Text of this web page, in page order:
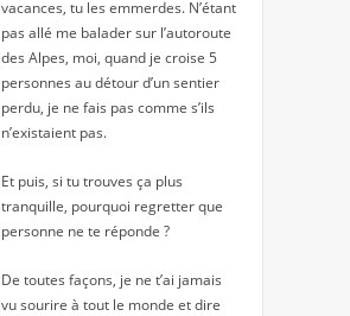
vacances, tu les emmerdes. N’étant
pas allé me balader sur l’autoroute
des Alpes, moi, quand je croise 5
personnes au détour d’un sentier
perdu, je ne fais pas comme s’ils
n’existaient pas.
Et puis, si tu trouves ça plus
tranquille, pourquoi regretter que
personne ne te réponde ?
De toutes façons, je ne t’ai jamais
vu sourire à tout le monde et dire